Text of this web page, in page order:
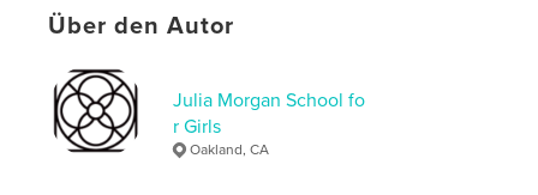
Abenteuer
Seitenanzahl:
ISBN
Softcover: 9798240544279
Über den Autor
Julia Morgan School fo
r Girls
Oakland, CA